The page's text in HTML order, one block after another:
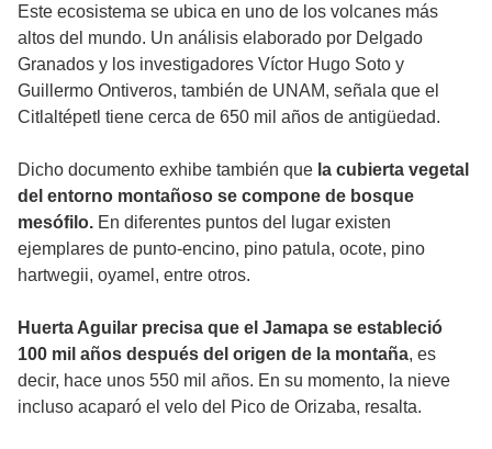
Este ecosistema se ubica en uno de los volcanes más
altos del mundo. Un análisis elaborado por Delgado
Granados y los investigadores Víctor Hugo Soto y
Guillermo Ontiveros, también de UNAM, señala que el
Citlaltépetl tiene cerca de 650 mil años de antigüedad.
Dicho documento exhibe también que la cubierta vegetal
del entorno montañoso se compone de bosque
mesófilo. En diferentes puntos del lugar existen
ejemplares de punto-encino, pino patula, ocote, pino
hartwegii, oyamel, entre otros.
Huerta Aguilar precisa que el Jamapa se estableció
100 mil años después del origen de la montaña, es
decir, hace unos 550 mil años. En su momento, la nieve
incluso acaparó el velo del Pico de Orizaba, resalta.